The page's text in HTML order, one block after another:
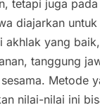
tetapi juga
diajarkan untuk
akhlak yang
tanggung
Metode
nilai-nilai ini